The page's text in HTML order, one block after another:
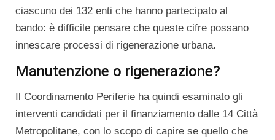
ciascuno dei 132 enti che hanno partecipato al
bando: è difficile pensare che queste cifre possano
innescare processi di rigenerazione urbana.
Manutenzione o rigenerazione?
Il Coordinamento Periferie ha quindi esaminato gli
interventi candidati per il finanziamento dalle 14 Città
Metropolitane, con lo scopo di capire se quello che